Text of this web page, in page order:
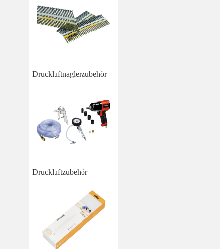
Druckluftnaglerzubehör
Druckluftzubehör